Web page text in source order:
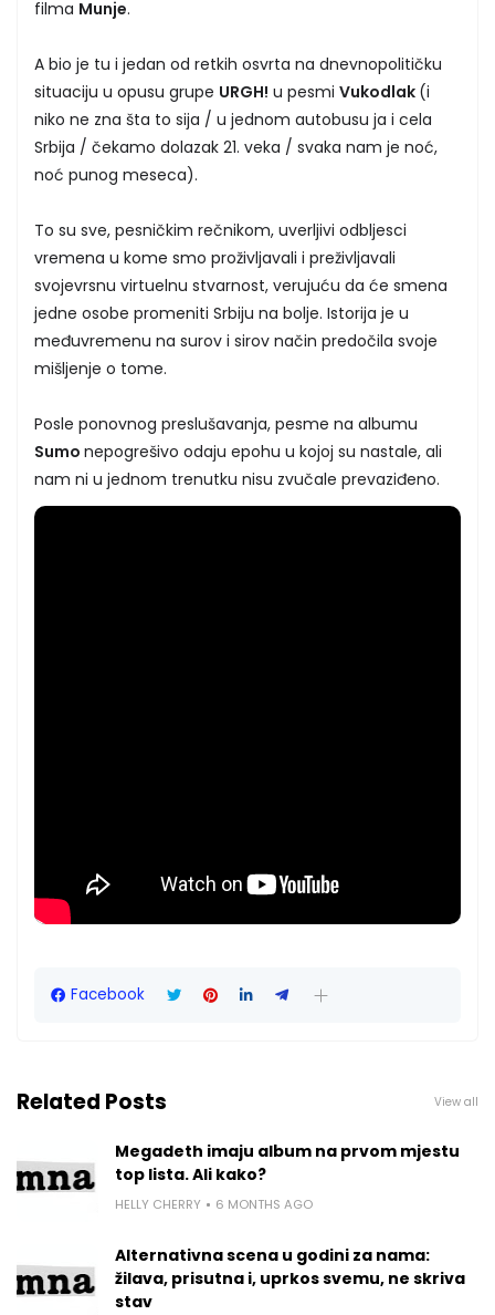
filma Munje.
A bio je tu i jedan od retkih osvrta na dnevnopolitičku
situaciju u opusu grupe URGH! u pesmi Vukodlak (i
niko ne zna šta to sija / u jednom autobusu ja i cela
Srbija / čekamo dolazak 21. veka / svaka nam je noć,
noć punog meseca).
To su sve, pesničkim rečnikom, uverljivi odbljesci
vremena u kome smo proživljavali i preživljavali
svojevrsnu virtuelnu stvarnost, verujuću da će smena
jedne osobe promeniti Srbiju na bolje. Istorija je u
međuvremenu na surov i sirov način predočila svoje
mišljenje o tome.
Posle ponovnog preslušavanja, pesme na albumu
Sumo nepogrešivo odaju epohu u kojoj su nastale, ali
nam ni u jednom trenutku nisu zvučale prevaziđeno.
Facebook
Related Posts View all
Megadeth imaju album na prvom mjestu
top lista. Ali kako?
HELLY CHERRY 6 MONTHS AGO
Alternativna scena u godini za nama:
žilava, prisutna i, uprkos svemu, ne skriva
stav